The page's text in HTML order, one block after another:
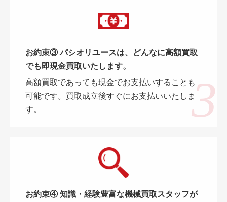
お約束③ パシオリユースは、どんなに高額買取
でも即現金買取いたします。
高額買取であっても現金でお支払いすることも
可能です。買取成立後すぐにお支払いいたしま
す。
お約束④ 知識・経験豊富な機械買取スタッフが